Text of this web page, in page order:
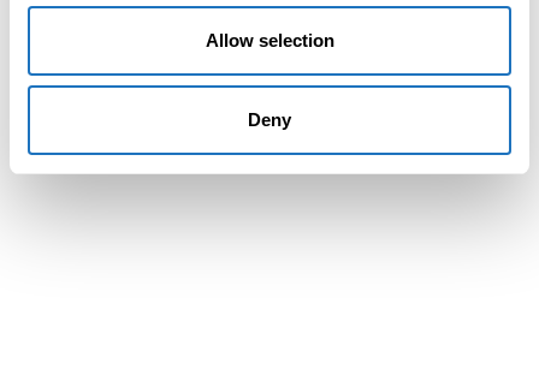
Allow selection
Deny
Architektura a